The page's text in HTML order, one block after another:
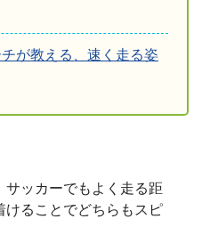
が教える、速く走る姿
ッカーでもよく走る距
けることでどちらもスピ